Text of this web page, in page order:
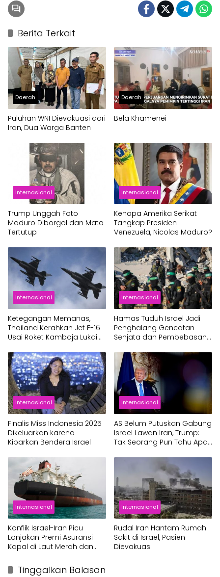
Berita Terkait
Daerah
Puluhan WNI Dievakuasi dari
Iran, Dua Warga Banten
Daerah
Bela Khamenei
Internasional
Trump Unggah Foto
Maduro Diborgol dan Mata
Tertutup
Internasional
Kenapa Amerika Serikat
Tangkap Presiden
Venezuela, Nicolas Maduro?
Internasional
Ketegangan Memanas,
Thailand Kerahkan Jet F-16
Usai Roket Kamboja Lukai
Internasional
Hamas Tuduh Israel Jadi
Penghalang Gencatan
Senjata dan Pembebasan
Internasional
Finalis Miss Indonesia 2025
Dikeluarkan karena
Kibarkan Bendera Israel
Internasional
AS Belum Putuskan Gabung
Israel Lawan Iran, Trump:
Tak Seorang Pun Tahu Apa
Internasional
Konflik Israel-Iran Picu
Lonjakan Premi Asuransi
Kapal di Laut Merah dan
Internasional
Rudal Iran Hantam Rumah
Sakit di Israel, Pasien
Dievakuasi
Tinggalkan Balasan